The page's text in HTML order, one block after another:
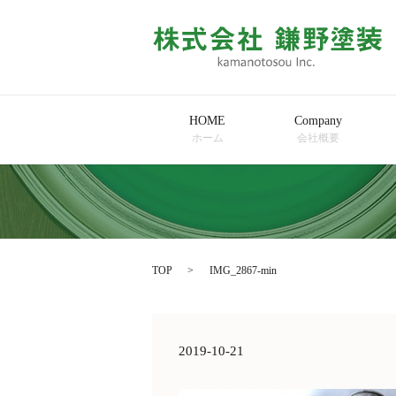
HOME
ホーム
Company
会社概要
TOP IMG_2867-min
2019-10-21